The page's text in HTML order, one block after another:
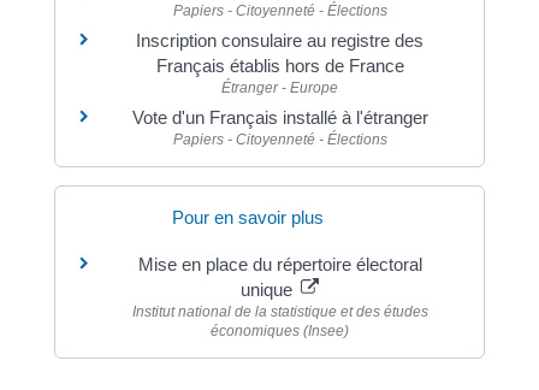
Papiers - Citoyenneté - Élections
Inscription consulaire au registre des
Français établis hors de France
Étranger - Europe
Vote d'un Français installé à l'étranger
Papiers - Citoyenneté - Élections
Pour en savoir plus
Mise en place du répertoire électoral
unique
Institut national de la statistique et des études
économiques (Insee)